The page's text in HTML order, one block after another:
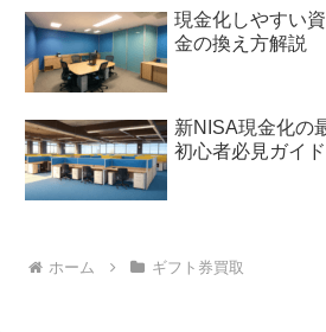
現金化しやすい
金の換え方解説
新NISA現金化の
初心者必見ガイド
ホーム ギフト券買取